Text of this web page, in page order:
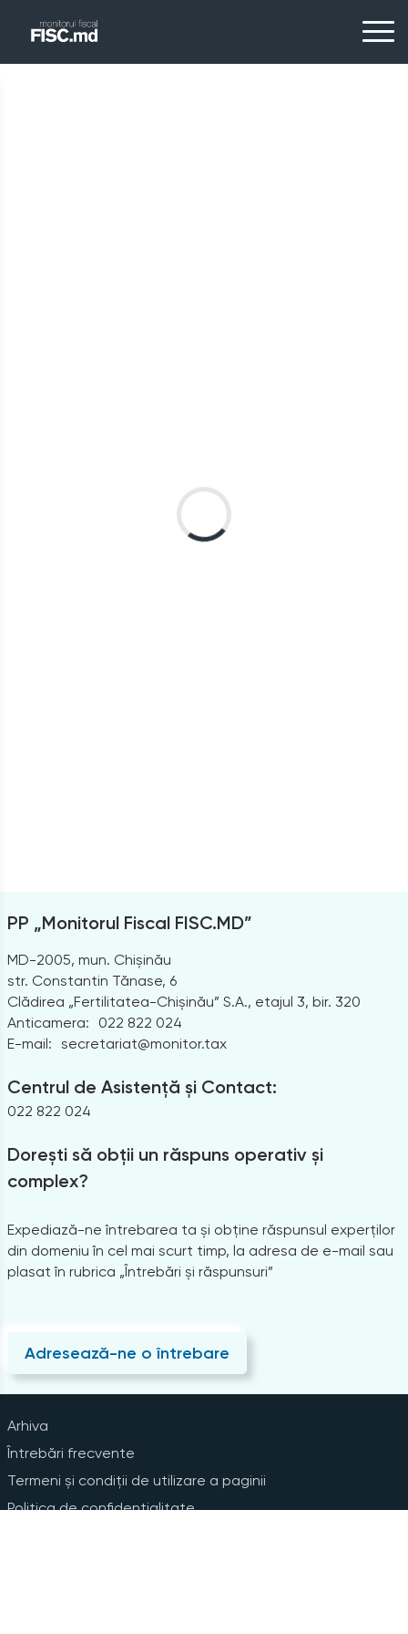
PP „Monitorul Fiscal FISC.MD”
MD-2005, mun. Chișinău
str. Constantin Tănase, 6
Clădirea „Fertilitatea-Chișinău” S.A., etajul 3, bir. 320
Anticamera:
022 822 024
E-mail: secretariat@monitor.tax
Centrul de Asistență și Contact:
022 822 024
Dorești să obții un răspuns operativ și
complex?
Expediază-ne întrebarea ta și obține răspunsul experților
din domeniu în cel mai scurt timp, la adresa de e-mail sau
plasat în rubrica „Întrebări și răspunsuri”
Adresează-ne o întrebare
Arhiva
Întrebări frecvente
Termeni și condiții de utilizare a paginii
Politica de confidențialitate